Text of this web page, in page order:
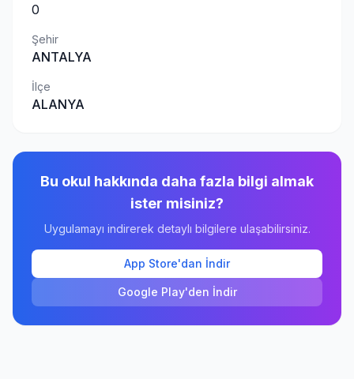
0
Şehir
ANTALYA
İlçe
ALANYA
Bu okul hakkında daha fazla bilgi almak
ister misiniz?
Uygulamayı indirerek detaylı bilgilere ulaşabilirsiniz.
App Store'dan İndir
Google Play'den İndir